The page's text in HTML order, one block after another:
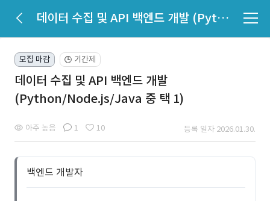
데이터 수집 및 API 백엔드 개발 (Python/Node.js/Java 중 택 1)
모집 마감 🕒 기간제
데이터 수집 및 API 백엔드 개발
(Python/Node.js/Java 중 택 1)
아주 높음 1 10 등록 일자 2026.01.30.
백엔드 개발자